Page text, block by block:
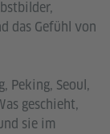
das Gefühl von
Peking, Seoul,
geschieht,
sie im